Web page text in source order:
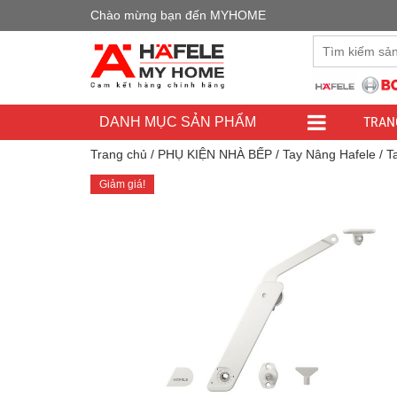
Chào mừng bạn đến MYHOME
DANH MỤC SẢN PHẨM
Trang chủ / PHỤ KIỆN NHÀ BẾP / Tay Nâng Hafele /
Giảm giá!
Đây là cửa